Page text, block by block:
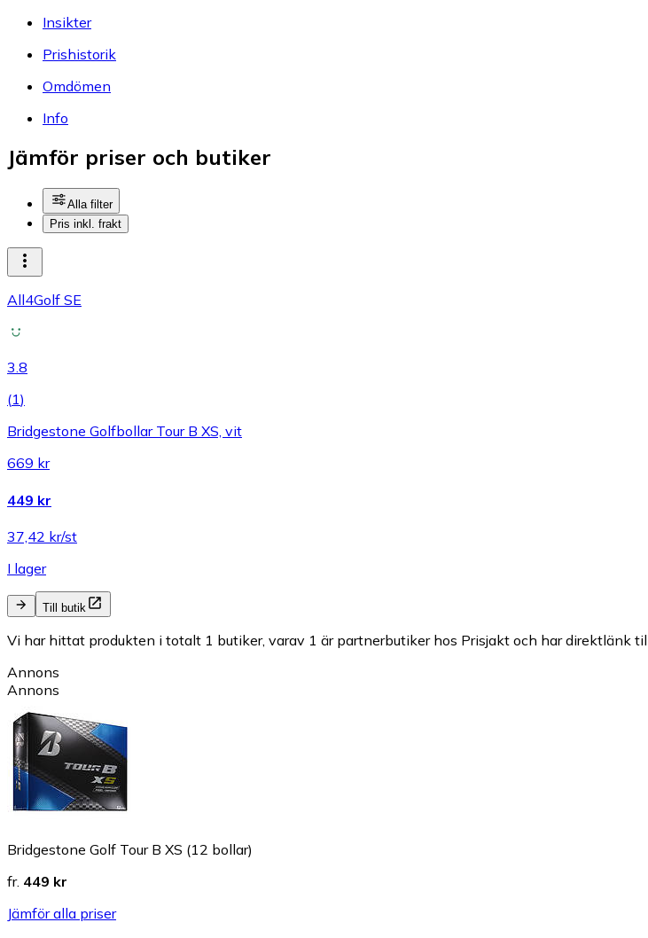
Insikter
Prishistorik
Omdömen
Info
Jämför priser och butiker
Alla filter
Pris inkl. frakt
All4Golf SE
3.8
(1)
Bridgestone Golfbollar Tour B XS, vit
669 kr
449 kr
37,42 kr/st
I lager
Till butik
Vi har hittat produkten i totalt 1 butiker, varav 1 är partnerbutiker hos Prisjakt och har direktlänk
Annons
Annons
Bridgestone Golf Tour B XS (12 bollar)
fr. 449 kr
Jämför alla priser